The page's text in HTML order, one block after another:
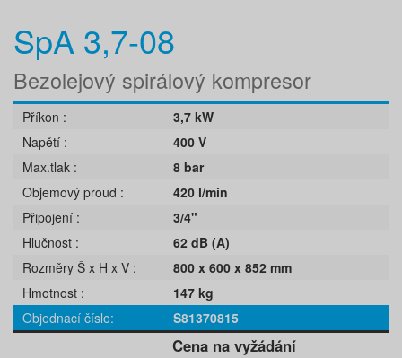
SpA 3,7-08
Bezolejový spirálový kompresor
Příkon
3,7 kW
Napětí
400 V
Max.tlak
8 bar
Objemový proud
420 l/min
Připojení
3/4"
Hlučnost
62 dB (A)
Rozměry Š x H x V
800 x 600 x 852 mm
Hmotnost
147 kg
Objednací číslo
S81370815
Cena na vyžádání